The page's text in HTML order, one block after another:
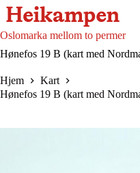
Hopp
til
innholdet
Oslomarka mellom to permer
Hønefos 19 B (kart med
Hjem
Kart
Hønefos 19 B (kart med